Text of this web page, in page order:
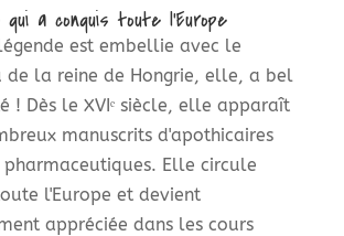
a conquis toute l'Europe
est embellie avec le
de la reine de Hongrie, elle, a bel
! Dès le XVIᵉ siècle, elle apparaît
manuscrits d'apothicaires
Elle circule
l'Europe et devient
appréciée dans les cours